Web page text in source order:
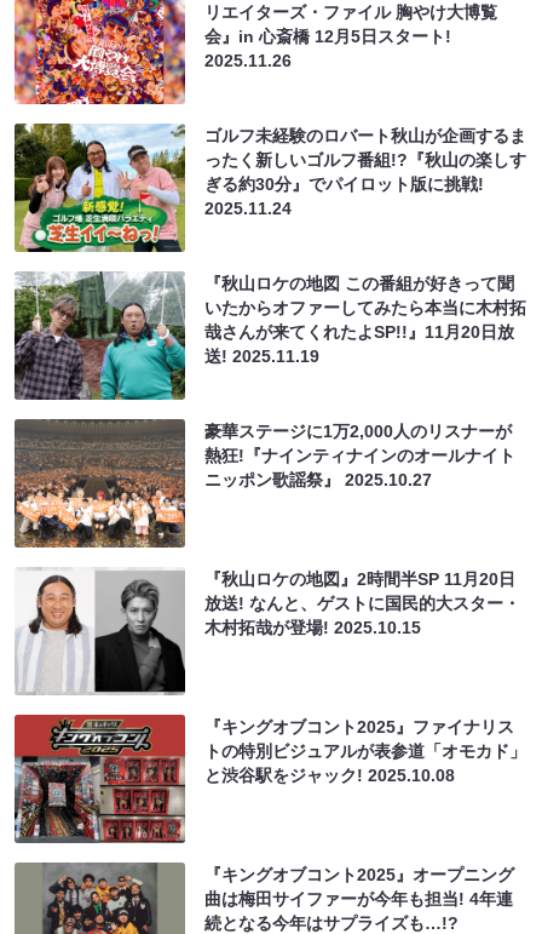
リエイターズ・ファイル 胸やけ大博覧
会』in 心斎橋 12月5日スタート!
2025.11.26
ゴルフ未経験のロバート秋山が企画するま
ったく新しいゴルフ番組!?『秋山の楽しす
ぎる約30分』でパイロット版に挑戦!
2025.11.24
『秋山ロケの地図 この番組が好きって聞
いたからオファーしてみたら本当に木村拓
哉さんが来てくれたよSP!!』11月20日放
送!2025.11.19
豪華ステージに1万2,000人のリスナーが
熱狂!『ナインティナインのオールナイト
ニッポン歌謡祭』2025.10.27
『秋山ロケの地図』2時間半SP 11月20日
放送! なんと、ゲストに国民的大スター・
木村拓哉が登場!2025.10.15
『キングオブコント2025』ファイナリス
トの特別ビジュアルが表参道「オモカド」
と渋谷駅をジャック!2025.10.08
『キングオブコント2025』オープニング
曲は梅田サイファーが今年も担当! 4年連
続となる今年はサプライズも…!?